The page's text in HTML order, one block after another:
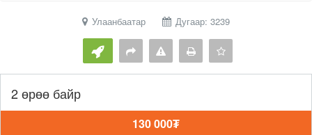
Улаанбаатар Дугаар: 3239
2 өрөө байр
130 000₮